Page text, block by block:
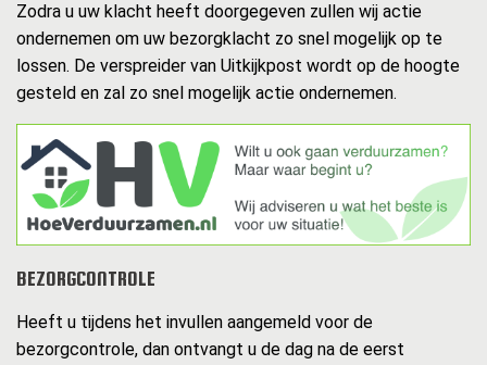
Zodra u uw klacht heeft doorgegeven zullen wij actie
ondernemen om uw bezorgklacht zo snel mogelijk op te
lossen. De verspreider van Uitkijkpost wordt op de hoogte
gesteld en zal zo snel mogelijk actie ondernemen.
BEZORGCONTROLE
Heeft u tijdens het invullen aangemeld voor de
bezorgcontrole, dan ontvangt u de dag na de eerst